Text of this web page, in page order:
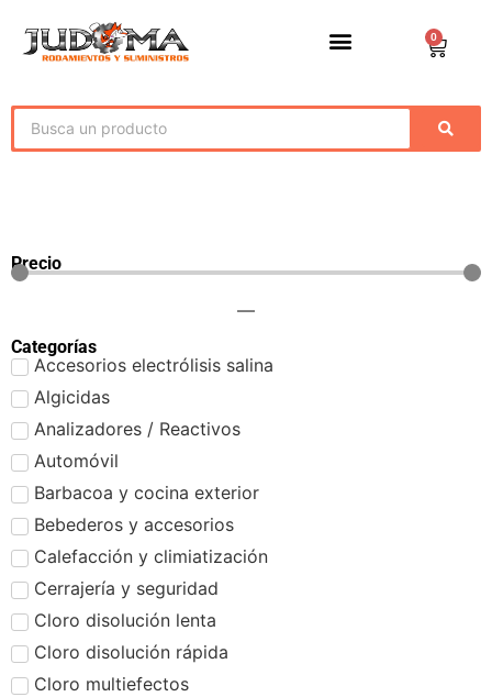
0
Precio
—
Categorías
Accesorios electrólisis salina
Algicidas
Analizadores / Reactivos
Automóvil
Barbacoa y cocina exterior
Bebederos y accesorios
Calefacción y climiatización
Cerrajería y seguridad
Cloro disolución lenta
Cloro disolución rápida
Cloro multiefectos